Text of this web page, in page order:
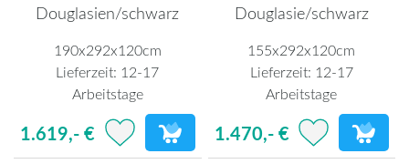
Douglasien/schwarz
190x292x120cm
Lieferzeit: 12-17
Arbeitstage
1.619,- €
Douglasie/schwarz
155x292x120cm
Lieferzeit: 12-17
Arbeitstage
1.470,- €